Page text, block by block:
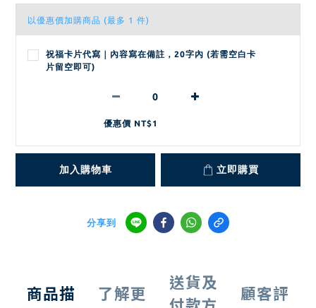
以優惠價加購商品 (最多 1 件)
祝福卡片代寫｜內容寫在備註，20字內 (若需空白卡
片留空即可)
優惠價 NT$1
加入購物車 立即購買
分享到
商品描
了解更
送貨及
顧客評